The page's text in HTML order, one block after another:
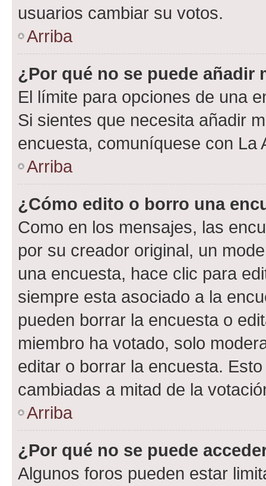
usuarios cambiar su votos.
Arriba
¿Por qué no se puede añadir
El límite para opciones de una
Si sientes que necesita añadir
encuesta, comuníquese con La
Arriba
¿Cómo edito o borro una
Como en los mensajes, las
por su creador original, un
una encuesta, hace clic para
siempre esta asociado a la
pueden borrar la encuesta o
miembro ha votado, solo
editar o borrar la encuesta.
cambiadas a mitad de la
Arriba
¿Por qué no se puede
Algunos foros pueden estar